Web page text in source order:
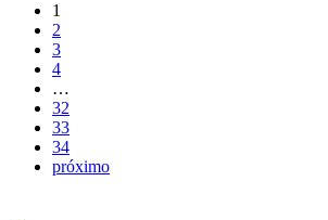
1
2
3
4
…
32
33
34
próximo